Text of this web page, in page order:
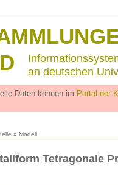
an deutschen
Daten können im Portal der
» Modell
Tetragonale